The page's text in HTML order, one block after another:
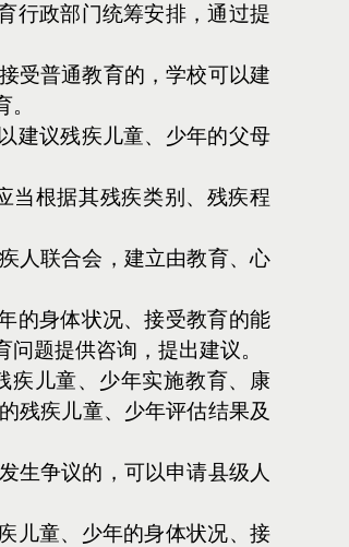
行政部门统筹安排，通过提
受普通教育的，学校可以建
建议残疾儿童、少年的父母
当根据其残疾类别、残疾程
人联合会，建立由教育、心
的身体状况、接受教育的能
题提供咨询，提出建议。
疾儿童、少年实施教育、康
残疾儿童、少年评估结果及
生争议的，可以申请县级人
儿童、少年的身体状况、接